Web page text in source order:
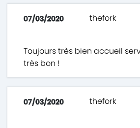
07/03/2020 thefork
Toujours très bien accueil
très bon !
07/03/2020 thefork